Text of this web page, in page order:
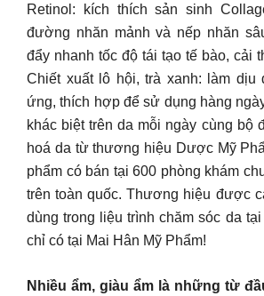
Retinol: kích thích sản sinh
đường nhăn mảnh và nếp nhăn
đẩy nhanh tốc độ tái tạo tế bào, cải
Chiết xuất lô hội, trà xanh: làm dịu
ứng, thích hợp để sử dụng hàng
khác biệt trên da mỗi ngày cùng bộ
hoá da từ thương hiệu Dược Mỹ
phẩm có bán tại 600 phòng khám
trên toàn quốc. Thương hiệu được
dùng trong liệu trình chăm sóc da
chỉ có tại Mai Hân Mỹ Phẩm!
Nhiều ẩm, giàu ẩm là những từ